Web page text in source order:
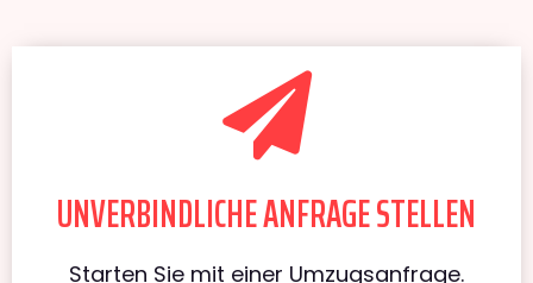
UNVERBINDLICHE ANFRAGE STELLEN
Starten Sie mit einer Umzugsanfrage.